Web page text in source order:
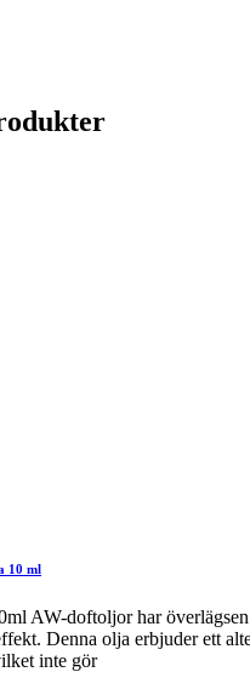
10 ml
AW-doftoljor har
Denna olja erbjuder ett
inte gör